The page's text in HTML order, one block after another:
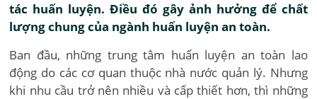
tác huấn luyện. Điều đó gây ảnh hưởng để chất
lượng chung của ngành huấn luyện an toàn.
Ban đầu, những trung tâm huấn luyện an toàn lao
động do các cơ quan thuộc nhà nước quản lý. Nhưng
khi nhu cầu trở nên nhiều và cấp thiết hơn, thì những